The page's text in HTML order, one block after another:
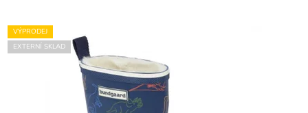
VÝPRODEJ
EXTERNÍ SKLAD